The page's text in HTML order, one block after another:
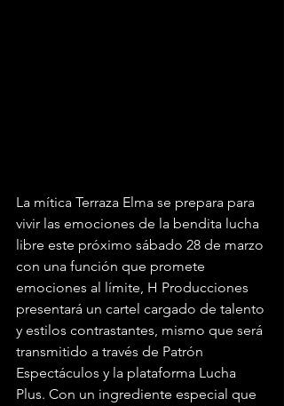
La mítica Terraza Elma se prepara para
vivir las emociones de la bendita lucha
libre este próximo sábado 28 de marzo
con una función que promete
emociones al límite, H Producciones
presentará un cartel cargado de talento
y estilos contrastantes, mismo que será
transmitido a través de Patrón
Espectáculos y la plataforma Lucha
Plus. Con un ingrediente especial que